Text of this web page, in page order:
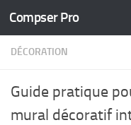
Skip to content
Compser Pro
DÉCORATION
Guide pratique
mural décoratif